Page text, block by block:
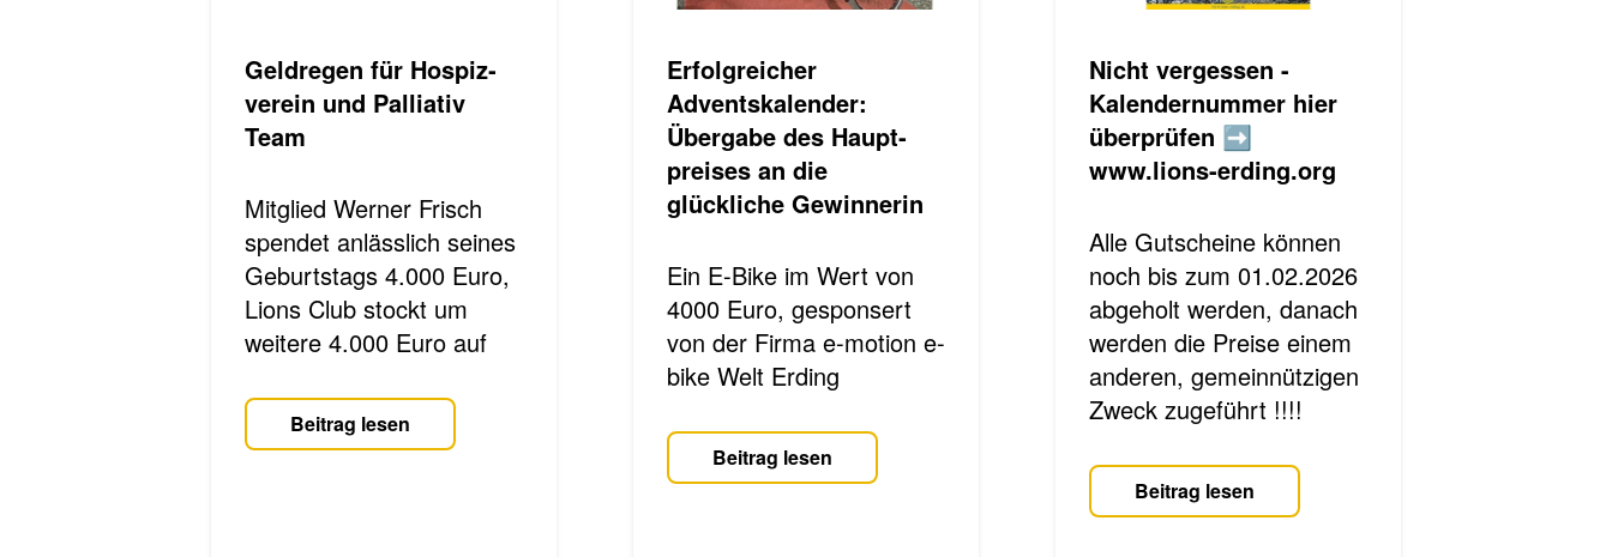
Geld­re­gen für Hos­piz­
ver­ein und Pal­lia­tiv
Team
Mitglied Werner Frisch
spendet anlässlich sei­nes
Ge­burts­tags­ 4.000 Euro,
Lions Club stockt um
weitere 4.000 Euro auf­
Beitrag lesen
Erfolgreicher
Adventskalender:
Übergabe des Haupt­
preises an die
glückliche Gewinnerin
Ein E-Bike im Wert von
4000 Euro, gesponsert
von der Firma e-mo­ti­on e-
bike Welt Erding
Beitrag lesen
Nicht vergessen -
Kalendernummer hier
überprüfen ➡️
www.lions-erding.org
Alle Gutscheine können
noch bis zum 01.02.2026
abgeholt werden, danach
werden die Preise einem
anderen, gemeinnützigen
Zweck zugeführt !!!!
Beitrag lesen